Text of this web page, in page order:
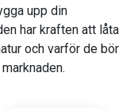
upp din
har kraften att låta
och varför de bör